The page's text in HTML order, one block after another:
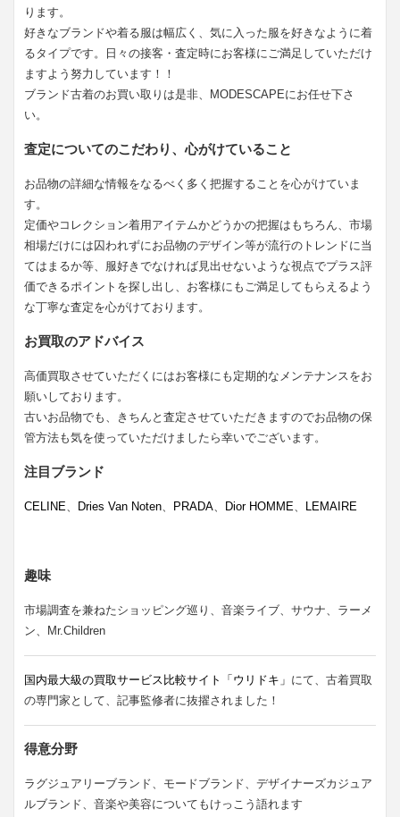
ります。
好きなブランドや着る服は幅広く、気に入った服を好きなように着
るタイプです。日々の接客・査定時にお客様にご満足していただけ
ますよう努力しています！！
ブランド古着のお買い取りは是非、MODESCAPEにお任せ下さ
い。
査定についてのこだわり、心がけていること
お品物の詳細な情報をなるべく多く把握することを心がけていま
す。
定価やコレクション着用アイテムかどうかの把握はもちろん、市場
相場だけには囚われずにお品物のデザイン等が流行のトレンドに当
てはまるか等、服好きでなければ見出せないような視点でプラス評
価できるポイントを探し出し、お客様にもご満足してもらえるよう
な丁寧な査定を心がけております。
お買取のアドバイス
高価買取させていただくにはお客様にも定期的なメンテナンスをお
願いしております。
古いお品物でも、きちんと査定させていただきますのでお品物の保
管方法も気を使っていただけましたら幸いでございます。
注目ブランド
CELINE、 Dries Van Noten、 PRADA、 Dior HOMME、 LEMAIRE
趣味
市場調査を兼ねたショッピング巡り、音楽ライブ、サウナ、ラーメ
ン、Mr.Children
国内最大級の買取サービス比較サイト「ウリドキ」 にて、古着買取
の専門家として、記事監修者に抜擢されました！
得意分野
ラグジュアリーブランド、モードブランド、デザイナーズカジュア
ルブランド、音楽や美容についてもけっこう語れます